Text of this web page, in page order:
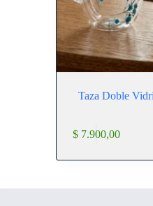
Taza Doble
$7.900,00